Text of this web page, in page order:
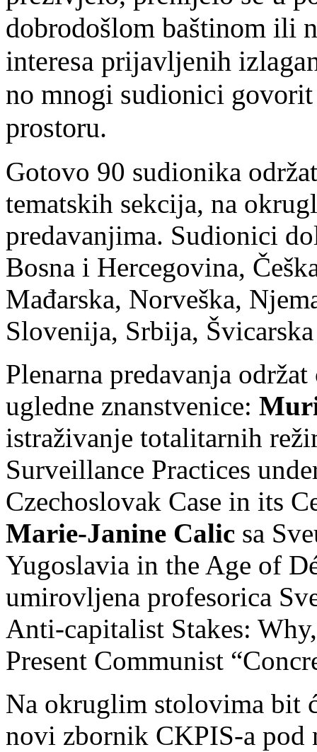
dobrodošlom baštinom ili
interesa prijavljenih
no mnogi sudionici
prostoru.
Gotovo 90 sudionika
tematskih sekcija, na
predavanjima. Sudionici
Bosna i Hercegovina,
Mađarska, Norveška,
Slovenija, Srbija,
Plenarna predavanja
ugledne znanstvenice:
istraživanje totalitarnih
Surveillance Practices
Czechoslovak Case in its
Marie-Janine Calic sa
Yugoslavia in the Age of
umirovljena profesorica
Anti-capitalist Stakes:
Present Communist
Na okruglim stolovima bit
novi zbornik CKPIS-a pod